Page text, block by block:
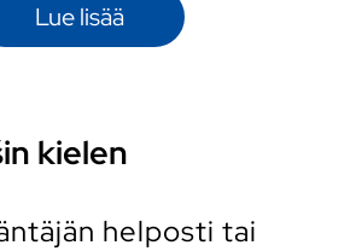
Lue lisää
kielen
helposti tai